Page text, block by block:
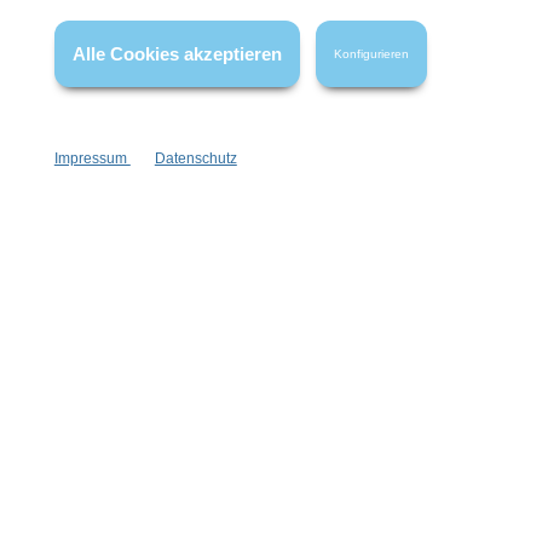
wenn nicht anders angegeben.
Alle Cookies akzeptieren Konfigurieren
Impressum Datenschutz